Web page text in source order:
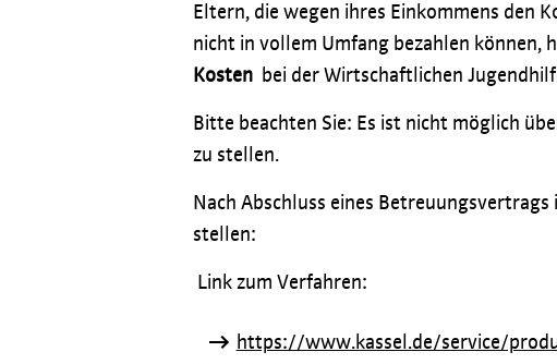
Eltern, die wegen ihres Einkommens den
nicht in vollem Umfang bezahlen können,
Kosten bei der Wirtschaftlichen
Bitte beachten Sie: Es ist nicht möglich
zu stellen.
Nach Abschluss eines
stellen:
Link zum Verfahren:
https://www.kassel.de/service/